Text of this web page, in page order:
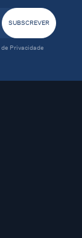
Privacidade